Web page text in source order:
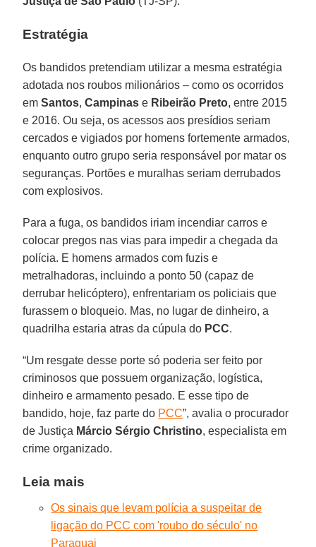
Estratégia
Os bandidos pretendiam utilizar a mesma estratégia
adotada nos roubos milionários – como os ocorridos
emSantos,Campinas e Ribeirão Preto, entre 2015
e 2016. Ou seja, os acessos aos presídios seriam
cercados e vigiados por homens fortemente armados,
enquanto outro grupo seria responsável por matar os
seguranças. Portões e muralhas seriam derrubados
com explosivos.
Para a fuga, os bandidos iriam incendiar carros e
colocar pregos nas vias para impedir a chegada da
polícia. E homens armados com fuzis e
metralhadoras, incluindo a ponto 50 (capaz de
derrubar helicóptero), enfrentariam os policiais que
furassem o bloqueio. Mas, no lugar de dinheiro, a
quadrilha estaria atras da cúpula do PCC.
“Um resgate desse porte só poderia ser feito por
criminosos que possuem organização, logística,
dinheiro e armamento pesado. E esse tipo de
bandido, hoje, faz parte do PCC”, avalia o procurador
de Justiça Márcio Sérgio Christino, especialista em
crime organizado.
Leia mais
Os sinais que levam polícia a suspeitar de
ligação do PCC com 'roubo do século' no
Paraguai